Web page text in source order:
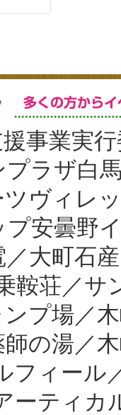
事業実
プラザ白
ツヴィレ
プ安曇野
大町石
鞍荘／
プ場／
の湯／
フィール
ーティカ